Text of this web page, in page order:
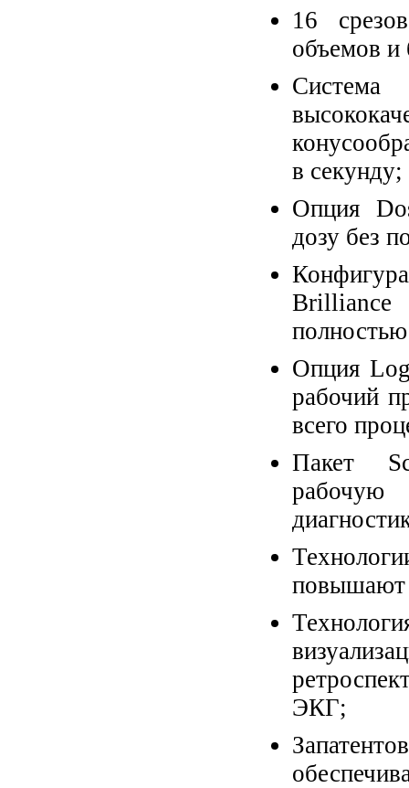
16
объемов и
в секунду;
Опция
дозу без
Brilliance
Опция
рабочий
всего
Пакет
рабочую
повышают
ЭКГ;